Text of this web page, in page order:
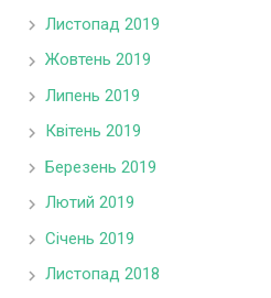
Листопад 2019
Жовтень 2019
Липень 2019
Квітень 2019
Березень 2019
Лютий 2019
Січень 2019
Листопад 2018